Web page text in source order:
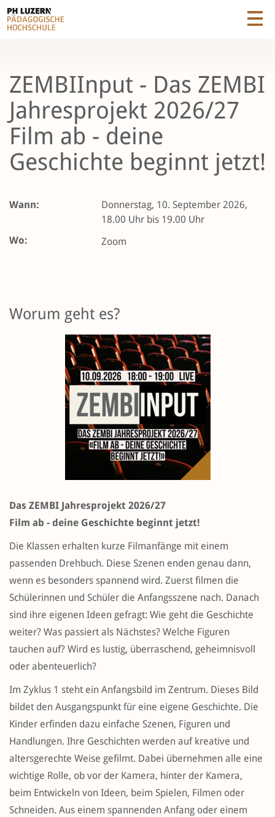
ZEMBIInput - Das ZEMBI
Jahresprojekt 2026/27
Film ab - deine
Geschichte beginnt jetzt!
Wann:
Donnerstag, 10. September 2026,
18.00 Uhr bis 19.00 Uhr
Wo:
Zoom
Worum geht es?
Das ZEMBI Jahresprojekt 2026/27
Film ab - deine Geschichte beginnt jetzt!
Die Klassen erhalten kurze Filmanfänge mit einem
passenden Drehbuch. Diese Szenen enden genau dann,
wenn es besonders spannend wird. Zuerst filmen die
Schülerinnen und Schüler die Anfangsszene nach. Danach
sind ihre eigenen Ideen gefragt: Wie geht die Geschichte
weiter? Was passiert als Nächstes? Welche Figuren
tauchen auf? Wird es lustig, überraschend, geheimnisvoll
oder abenteuerlich?
Im Zyklus 1 steht ein Anfangsbild im Zentrum. Dieses Bild
bildet den Ausgangspunkt für eine eigene Geschichte. Die
Kinder erfinden dazu einfache Szenen, Figuren und
Handlungen. Ihre Geschichten werden auf kreative und
altersgerechte Weise gefilmt. Dabei übernehmen alle eine
wichtige Rolle, ob vor der Kamera, hinter der Kamera,
beim Entwickeln von Ideen, beim Spielen, Filmen oder
Schneiden. Aus einem spannenden Anfang oder einem